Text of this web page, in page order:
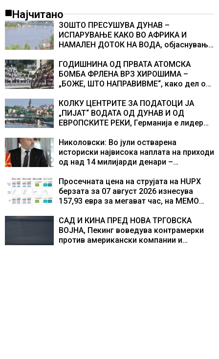
Најчитано
ЗОШТО ПРЕСУШУВА ДУНАВ –
ИСПАРУВАЊЕ КАКО ВО АФРИКА И
НАМАЛЕН ДОТОК НА ВОДА, објаснување
ГОДИШНИНА ОД ПРВАТА АТОМСКА
БОМБА ФРЛЕНА ВРЗ ХИРОШИМА –
„БОЖЕ, ШТО НАПРАВИВМЕ“, како дел од
учесниците во бомбардирањето го
доживуваа овој настан што го промени
текот на историјата
КОЛКУ ЦЕНТРИТЕ ЗА ПОДАТОЦИ ЈА
„ПИЈАТ“ ВОДАТА ОД ДУНАВ И ОД
ЕВРОПСКИТЕ РЕКИ, Германија е лидер
центри за податоци
Николовски: Во јули остварена
историски највисока наплата на приходи
од над 14 милијарди денари –
резултати
Просечната цена на струјата на HUPX
берзата за 07 август 2026 изнесува
157,93 евра за мегават час, на МЕМО
САД И КИНА ПРЕД НОВА ТРГОВСКА
ВОЈНА, Пекинг воведува контрамерки
против американски компании и